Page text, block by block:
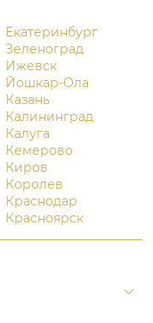
Екатеринбург
Зеленоград
Ижевск
Йошкар-Ола
Казань
Калининград
Калуга
Кемерово
Киров
Королев
Краснодар
Красноярск